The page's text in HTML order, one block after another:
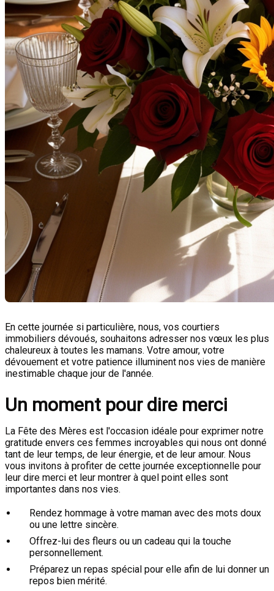
En cette journée si particulière, nous, vos courtiers
immobiliers dévoués, souhaitons adresser nos vœux les plus
chaleureux à toutes les mamans. Votre amour, votre
dévouement et votre patience illuminent nos vies de manière
inestimable chaque jour de l'année.
Un moment pour dire merci
La Fête des Mères est l'occasion idéale pour exprimer notre
gratitude envers ces femmes incroyables qui nous ont donné
tant de leur temps, de leur énergie, et de leur amour. Nous
vous invitons à profiter de cette journée exceptionnelle pour
leur dire merci et leur montrer à quel point elles sont
importantes dans nos vies.
Rendez hommage à votre maman avec des mots doux
ou une lettre sincère.
Offrez-lui des fleurs ou un cadeau qui la touche
personnellement.
Préparez un repas spécial pour elle afin de lui donner un
repos bien mérité.